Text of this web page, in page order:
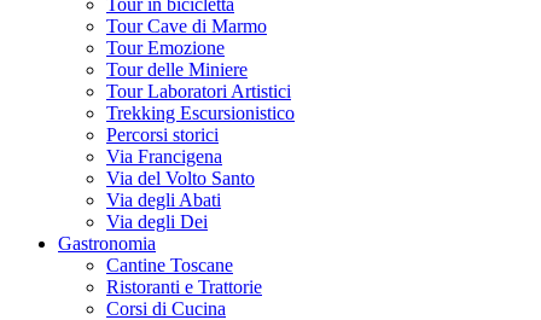
Tour in bicicletta
Tour Cave di Marmo
Tour Emozione
Tour delle Miniere
Tour Laboratori Artistici
Trekking Escursionistico
Percorsi storici
Via Francigena
Via del Volto Santo
Via degli Abati
Via degli Dei
Gastronomia
Cantine Toscane
Ristoranti e Trattorie
Corsi di Cucina